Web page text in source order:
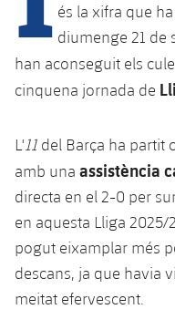
plusicon
més
Spotify Camp Nou
Palau Blaugrana
Estadi Johan Cruyff
Barça Cafe
SUB13
SUB12
SUB11 B
SUB10 A
SUB10 B
SUB9 A
SUB13 B
SUB12 C
Entrades
Gameday Shows
Resultats
Jugadors
Fotos
Base
Barça Atlètic
Junior
Cadet A
Cadet B
Infantil A
Infantil B
Campus Estiu
PLUSICON
MÉS
Primer Equip
Actualitat
Calendari
Entrades
Resultats
Barça Atlètic
plusicon
Actualitat
Calendari
Resultats
Base
plusicon
Actualitat
Juvenil
PLUSICON
MÉS
Primer equip
és la xifra que
diumenge 21 de
han aconseguit els
cinquena jornada de
L'11 del Barça ha partit
amb una assistència
directa en el 2-0 per
en aquesta Lliga 2025/
pogut eixamplar més
descans, ja que havia
meitat efervescent.